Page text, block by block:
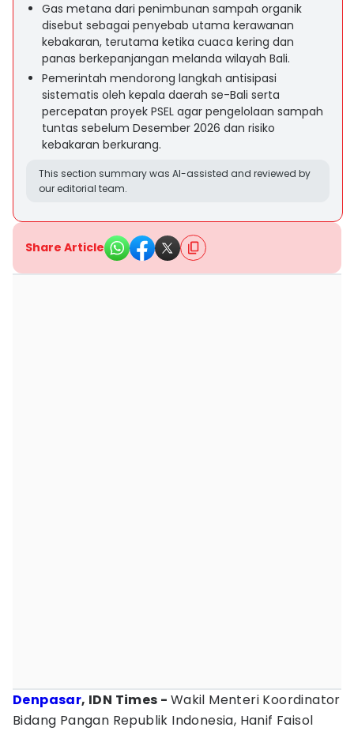
Gas metana dari penimbunan sampah organik
disebut sebagai penyebab utama kerawanan
kebakaran, terutama ketika cuaca kering dan
panas berkepanjangan melanda wilayah Bali.
Pemerintah mendorong langkah antisipasi
sistematis oleh kepala daerah se-Bali serta
percepatan proyek PSEL agar pengelolaan sampah
tuntas sebelum Desember 2026 dan risiko
kebakaran berkurang.
This section summary was AI-assisted and reviewed by
our editorial team.
Share Article
Denpasar, IDN Times - Wakil Menteri Koordinator
Bidang Pangan Republik Indonesia, Hanif Faisol